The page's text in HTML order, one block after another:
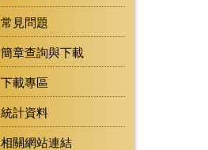
常見問題
簡章查詢與下載
下載專區
統計資料
相關網站連結